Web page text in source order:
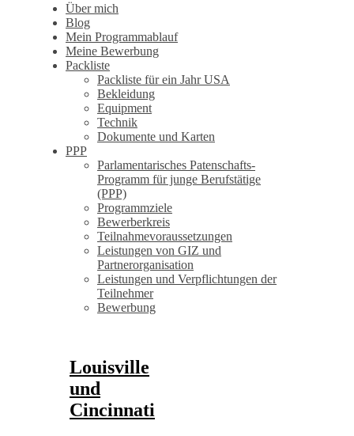
Über mich
Blog
Mein Programmablauf
Meine Bewerbung
Packliste
Packliste für ein Jahr USA
Bekleidung
Equipment
Technik
Dokumente und Karten
PPP
Parlamentarisches Patenschafts-
Programm für junge Berufstätige
(PPP)
Programmziele
Bewerberkreis
Teilnahmevoraussetzungen
Leistungen von GIZ und
Partnerorganisation
Leistungen und Verpflichtungen der
Teilnehmer
Bewerbung
Louisville
und
Cincinnati